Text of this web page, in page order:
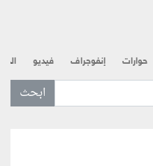
حوارات إنفوجراف فيديو